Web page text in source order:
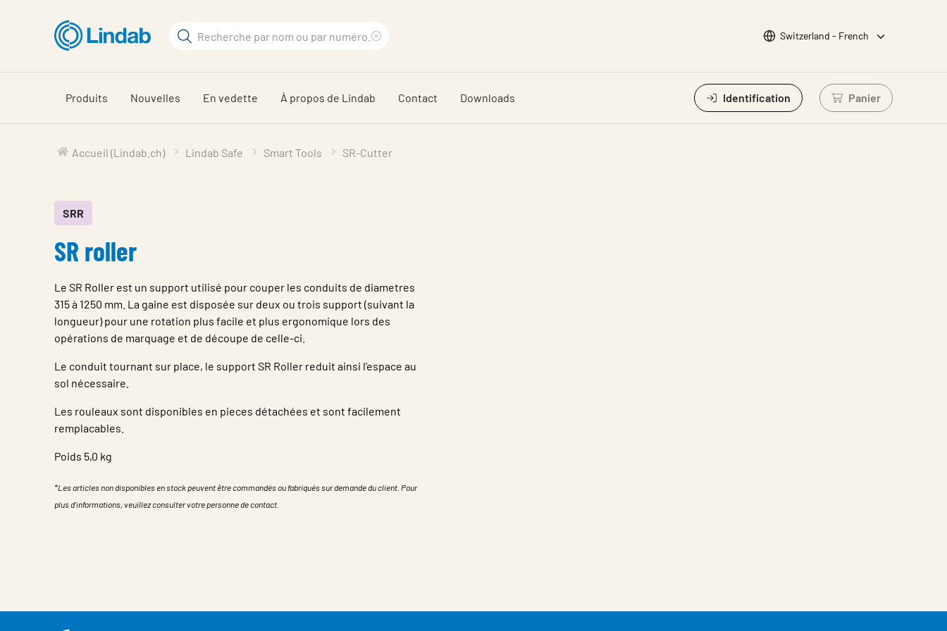
principal
Rechercher
sur
le
terme
recherché
Choisir la langue
Switzerland - French
Produits Nouvelles En vedette À propos de Lindab Contact Downloads Identification Panier
Connectez-vous
Accueil (Lindab.ch) Lindab Safe Smart Tools SR-Cutter
SRR
SR roller
Le SR Roller est un support utilisé pour couper les conduits de diametres
315 à 1250 mm. La gaine est disposée sur deux ou trois support (suivant la
longueur) pour une rotation plus facile et plus ergonomique lors des
opérations de marquage et de découpe de celle-ci.
Le conduit tournant sur place, le support SR Roller reduit ainsi l’espace au
sol nécessaire.
Les rouleaux sont disponibles en pieces détachées et sont facilement
remplacables.
Poids 5,0 kg
*Les articles non disponibles en stock peuvent être commandés ou fabriqués sur demande du client. Pour
plus d'informations, veuillez consulter votre personne de contact.